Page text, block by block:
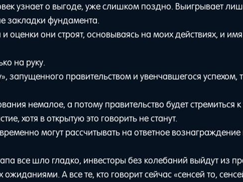
узнает о выгоде, уже слишком поздно. Выигрывает
закладки фундамента.
оценки они строят, основываясь на моих действиях, и
на руку.
запущенного правительством и увенчавшегося успехом,
немалое, а потому правительство будет стремиться к
хотя в открытую это говорить не станут.
могут рассчитывать на ответное
все шло гладко, инвесторы без колебаний выйдут из
ожиданиями. А все те, кто говорит сейчас «сенсей то,